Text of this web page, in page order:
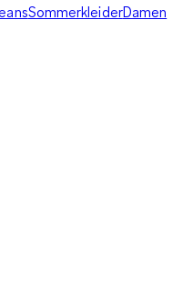
SommerkleiderDamen